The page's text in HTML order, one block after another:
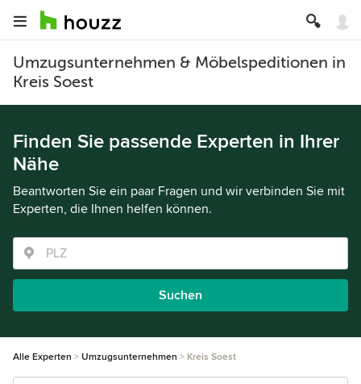
Umzugsunternehmen & Möbelspeditionen in
Kreis Soest
Finden Sie passende Experten in Ihrer
Nähe
Beantworten Sie ein paar Fragen und wir verbinden Sie mit
Experten, die Ihnen helfen können.
Suchen
Alle Experten Umzugsunternehmen Kreis Soest